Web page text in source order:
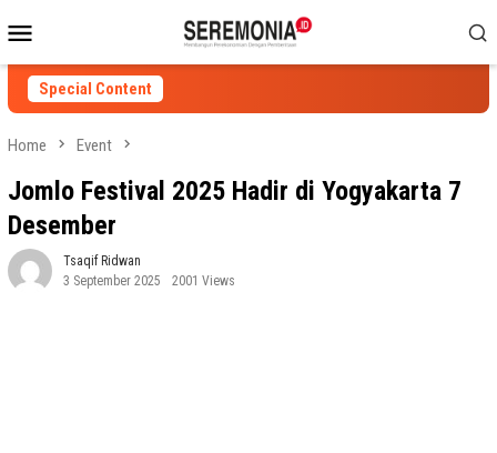
to
contentMenu
Special Content
Home Event
Jomlo Festival 2025 Hadir di Yogyakarta 7
Desember
Tsaqif Ridwan
3 September 2025
2001 Views